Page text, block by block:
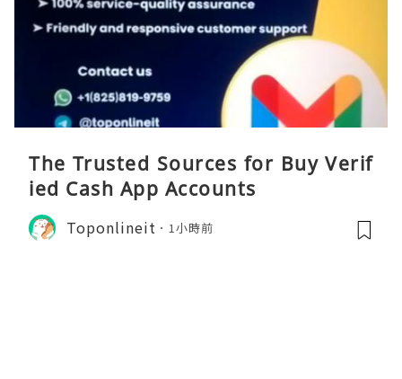
The Trusted Sources for Buy Verif
ied Cash App Accounts
Toponlineit 1小時前